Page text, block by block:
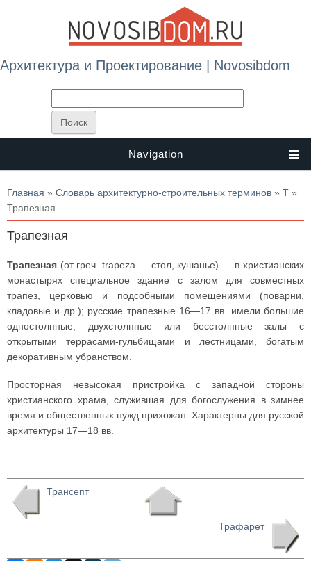
Архитектура и Проектирование | Novosibdom
Navigation
Вы здесь
Главная » Словарь архитектурно-строительных терминов » Т »
Трапезная
Трапезная
Трапезная (от греч. trapeza — стол, кушанье) — в христианских
монастырях специальное здание с залом для совместных
трапез, церковью и подсобными помещениями (поварни,
кладовые и др.); русские трапезные 16—17 вв. имели большие
одностолпные, двухстолпные или бесстолпные залы с
открытыми террасами-гульбищами и лестницами, богатым
декоративным убранством.
Просторная невысокая пристройка с западной стороны
христианского храма, служившая для богослужения в зимнее
время и общественных нужд прихожан. Характерны для русской
архитектуры 17—18 вв.
Трансепт
Трафарет